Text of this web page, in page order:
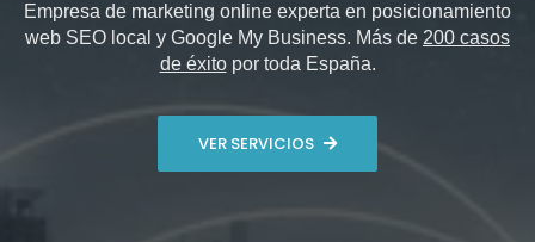
Empresa de marketing online experta en posicionamiento
web SEO local y Google My Business. Más de 200 casos
de éxitopor toda España.
VER SERVICIOS